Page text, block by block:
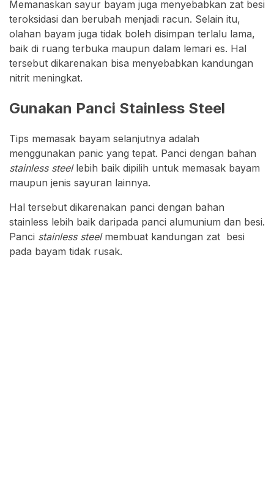
Memanaskan sayur bayam juga menyebabkan zat besi
teroksidasi dan berubah menjadi racun. Selain itu,
olahan bayam juga tidak boleh disimpan terlalu lama,
baik di ruang terbuka maupun dalam lemari es. Hal
tersebut dikarenakan bisa menyebabkan kandungan
nitrit meningkat.
Gunakan Panci Stainless Steel
Tips memasak bayam selanjutnya adalah
menggunakan panic yang tepat. Panci dengan bahan
stainless steellebih baik dipilih untuk memasak bayam
maupun jenis sayuran lainnya.
Hal tersebut dikarenakan panci dengan bahan
stainless lebih baik daripada panci alumunium dan besi.
Panci stainless steel membuat kandungan zat besi
pada bayam tidak rusak.